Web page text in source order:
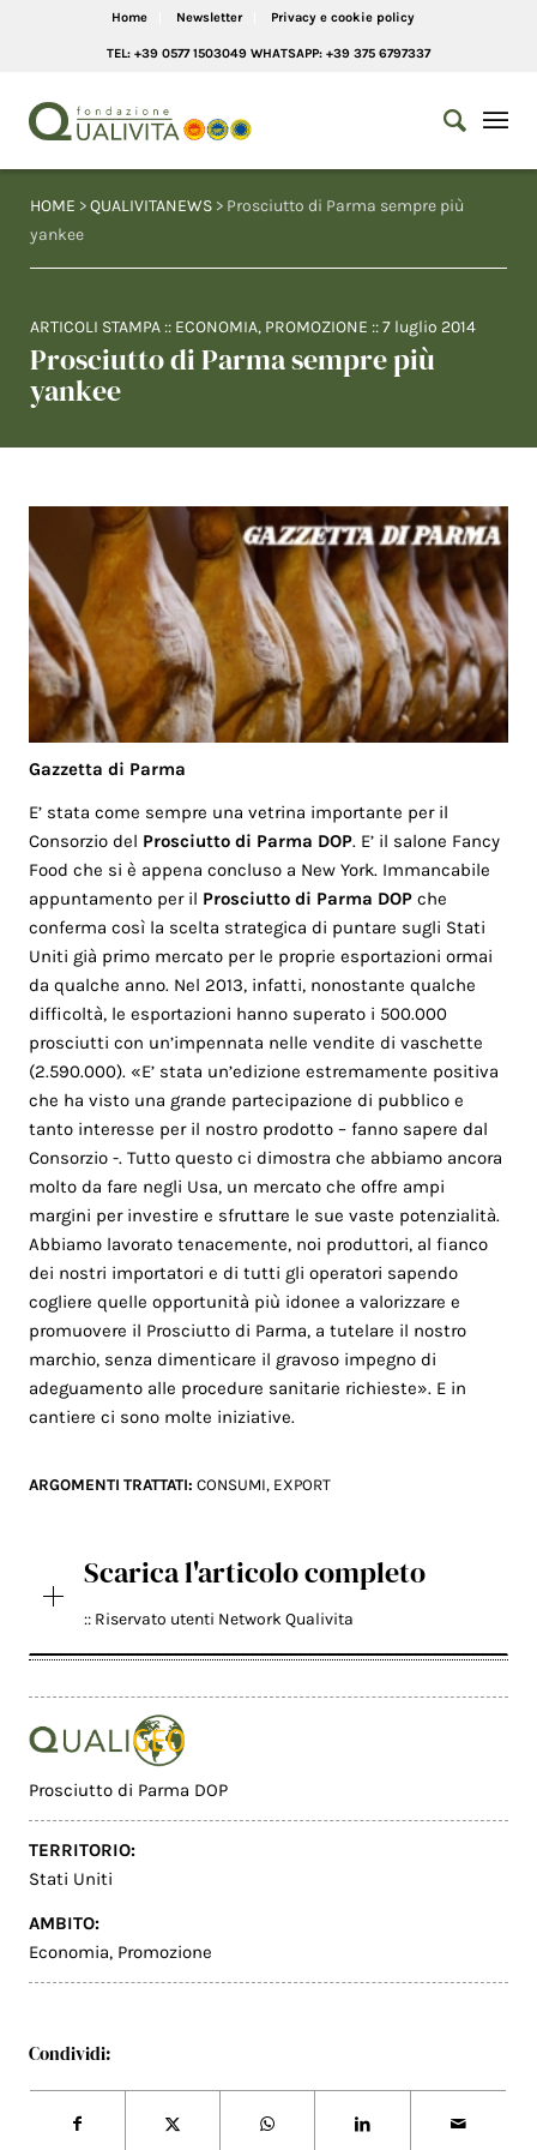
Home Newsletter Privacy e cookie policy
TEL: +39 0577 1503049 WHATSAPP: +39 375 6797337
HOME >QUALIVITANEWS > Prosciutto di Parma sempre più
yankee
ARTICOLI STAMPA :: ECONOMIA, PROMOZIONE ::7 luglio 2014
Prosciutto di Parma sempre più
yankee
Gazzetta di Parma
E’ stata come sempre una vetrina importante per il
Consorzio del Prosciutto di Parma DOP. E’ il salone Fancy
Food che si è appena concluso a New York. Immancabile
appuntamento per il Prosciutto di Parma DOP che
conferma così la scelta strategica di puntare sugli Stati
Uniti già primo mercato per le proprie esportazioni ormai
da qualche anno. Nel 2013, infatti, nonostante qualche
difficoltà, le esportazioni hanno superato i 500.000
prosciutti con un’impennata nelle vendite di vaschette
(2.590.000). «E’ stata un’edizione estremamente positiva
che ha visto una grande partecipazione di pubblico e
tanto interesse per il nostro prodotto – fanno sapere dal
Consorzio -. Tutto questo ci dimostra che abbiamo ancora
molto da fare negli Usa, un mercato che offre ampi
margini per investire e sfruttare le sue vaste potenzialità.
Abbiamo lavorato tenacemente, noi produttori, al fianco
dei nostri importatori e di tutti gli operatori sapendo
cogliere quelle opportunità più idonee a valorizzare e
promuovere il Prosciutto di Parma, a tutelare il nostro
marchio, senza dimenticare il gravoso impegno di
adeguamento alle procedure sanitarie richieste». E in
cantiere ci sono molte iniziative.
ARGOMENTI TRATTATI:CONSUMI, EXPORT
Scarica l'articolo completo
:: Riservato utenti Network Qualivita
Prosciutto di Parma DOP
TERRITORIO:
Stati Uniti
AMBITO:
Economia, Promozione
Condividi: